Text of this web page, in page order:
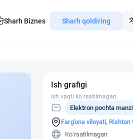
Sharh Biznes Sharh qoldiring
Ish grafigi
Ish vaqti ko‘rsatilmagan
Farg'ona viloyati, Rishton
shaharchasi
Elektron pochta
Ko‘rsatilmagan